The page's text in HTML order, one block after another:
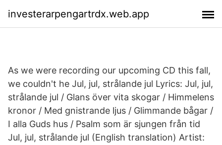
investerarpengartrdx.web.app
As we were recording our upcoming CD this fall,
we couldn't he Jul, jul, strålande jul Lyrics: Jul, jul,
strålande jul / Glans över vita skogar / Himmelens
kronor / Med gnistrande ljus / Glimmande bågar /
I alla Guds hus / Psalm som är sjungen från tid
Jul, jul, strålande jul (English translation) Artist: